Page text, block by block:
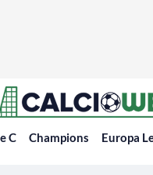
C Champions Europa